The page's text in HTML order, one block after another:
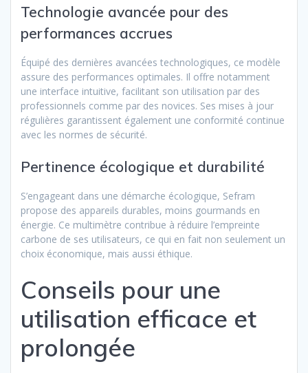
Technologie avancée pour des
performances accrues
Équipé des dernières avancées technologiques, ce modèle
assure des performances optimales. Il offre notamment
une interface intuitive, facilitant son utilisation par des
professionnels comme par des novices. Ses mises à jour
régulières garantissent également une conformité continue
avec les normes de sécurité.
Pertinence écologique et durabilité
S’engageant dans une démarche écologique, Sefram
propose des appareils durables, moins gourmands en
énergie. Ce multimètre contribue à réduire l’empreinte
carbone de ses utilisateurs, ce qui en fait non seulement un
choix économique, mais aussi éthique.
Conseils pour une
utilisation efficace et
prolongée